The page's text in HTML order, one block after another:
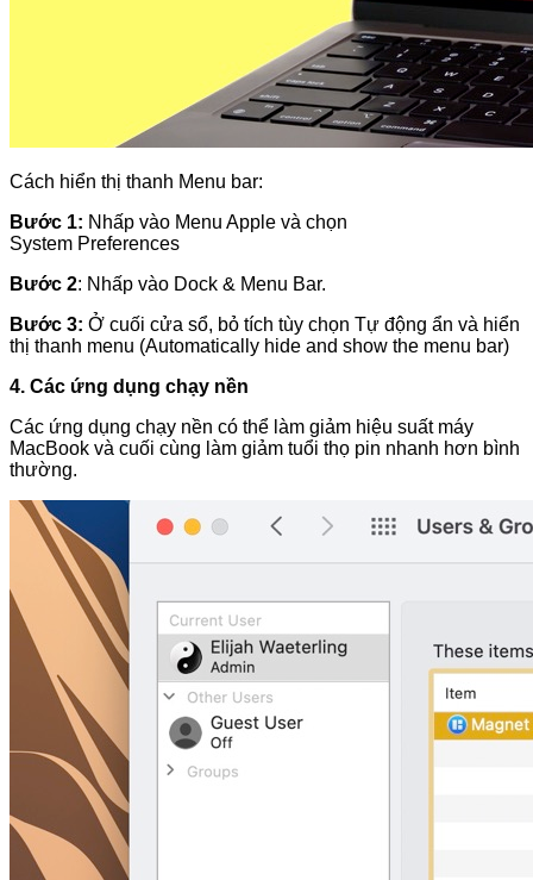
Cách hiển thị thanh Menu bar:
Bước 1: Nhấp vào Menu Apple và chọn
System Preferences
Bước 2: Nhấp vào Dock & Menu Bar.
Bước 3: Ở cuối cửa sổ, bỏ tích tùy chọn Tự động ẩn và hiển
thị thanh menu (Automatically hide and show the menu bar)
4. Các ứng dụng chạy nền
Các ứng dụng chạy nền có thể làm giảm hiệu suất máy
MacBook và cuối cùng làm giảm tuổi thọ pin nhanh hơn bình
thường.